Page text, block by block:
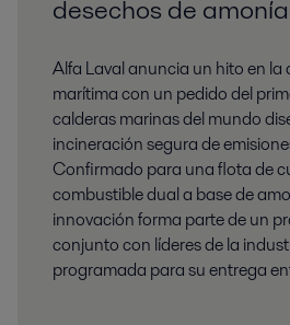
desechos de
Alfa Laval anuncia un hito en
marítima con un pedido del
calderas marinas del mundo
incineración segura de
Confirmado para una flota de
combustible dual a base de
innovación forma parte de un
conjunto con líderes de la
programada para su entrega